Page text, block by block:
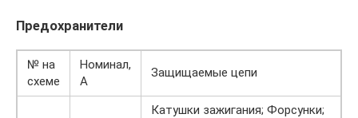
Предохранители
№ на
схеме
Номинал,
А
Защищаемые цепи
Катушки зажигания; Форсунки;